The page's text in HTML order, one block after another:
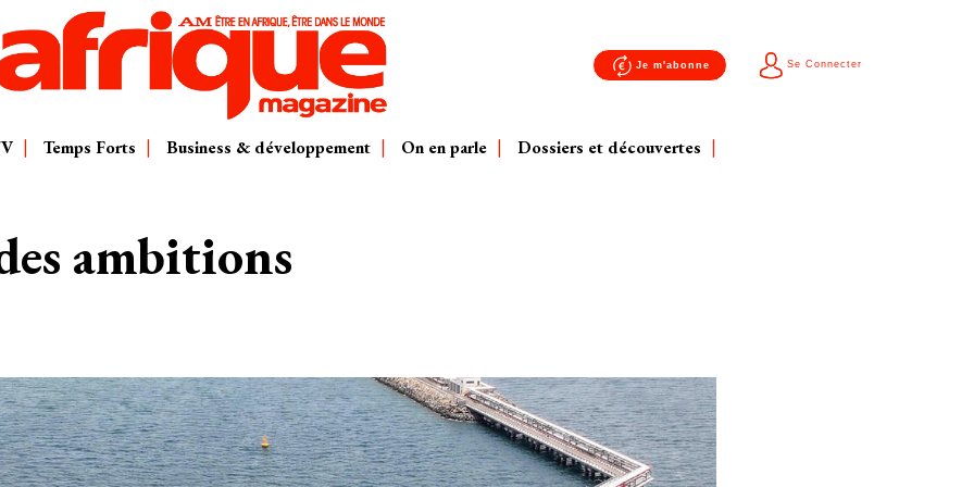
Je m'abonne Se Connecter
Temps Forts Business & développement On en parle Dossiers et découvertes
ambitions